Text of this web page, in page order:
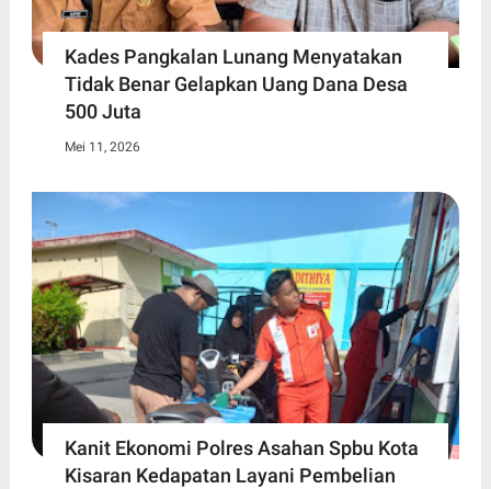
Kades Pangkalan Lunang Menyatakan
Tidak Benar Gelapkan Uang Dana Desa
500 Juta
Mei 11, 2026
Kanit Ekonomi Polres Asahan Spbu Kota
Kisaran Kedapatan Layani Pembelian